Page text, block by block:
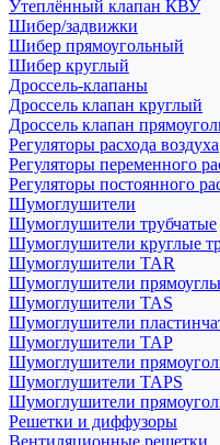
Утеплённый клапан КВУ
Шибер/задвижки
Шибер прямоугольный
Шибер круглый
Дроссель-клапаны
Дроссель клапан круглый
Дроссель клапан
Регуляторы расхода воздуха
Регуляторы переменного
Регуляторы постоянного
Шумоглушители
Шумоглушители трубчатые
Шумоглушители круглые
Шумоглушители TAR
Шумоглушители
Шумоглушители TAS
Шумоглушители
Шумоглушители TAP
Шумоглушители
Шумоглушители TAPS
Шумоглушители
Решетки и диффузоры
Вентиляционные решетки